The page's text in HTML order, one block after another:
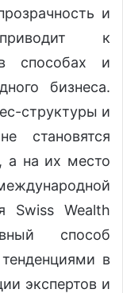
и
к
способах и
бизнеса.
структуры и
становятся
a на их место
Swiss Wealth
способ
в
экспертов и